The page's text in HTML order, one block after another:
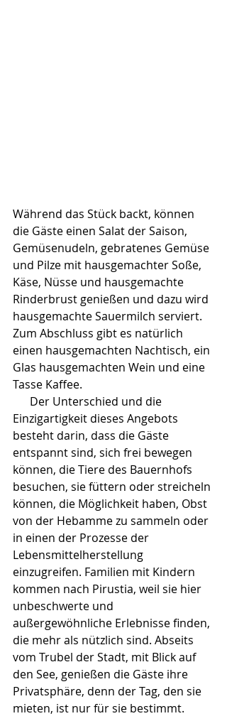
Während das Stück backt, können
die Gäste einen Salat der Saison,
Gemüsenudeln, gebratenes Gemüse
und Pilze mit hausgemachter Soße,
Käse, Nüsse und hausgemachte
Rinderbrust genießen und dazu wird
hausgemachte Sauermilch serviert.
Zum Abschluss gibt es natürlich
einen hausgemachten Nachtisch, ein
Glas hausgemachten Wein und eine
Tasse Kaffee.
Einzigartigkeit dieses Angebots
besteht darin, dass die Gäste
entspannt sind, sich frei bewegen
können, die Tiere des Bauernhofs
besuchen, sie füttern oder streicheln
können, die Möglichkeit haben, Obst
von der Hebamme zu sammeln oder
in einen der Prozesse der
Lebensmittelherstellung
einzugreifen. Familien mit Kindern
kommen nach Pirustia, weil sie hier
unbeschwerte und
außergewöhnliche Erlebnisse finden,
die mehr als nützlich sind. Abseits
vom Trubel der Stadt, mit Blick auf
den See, genießen die Gäste ihre
Privatsphäre, denn der Tag, den sie
mieten, ist nur für sie bestimmt.